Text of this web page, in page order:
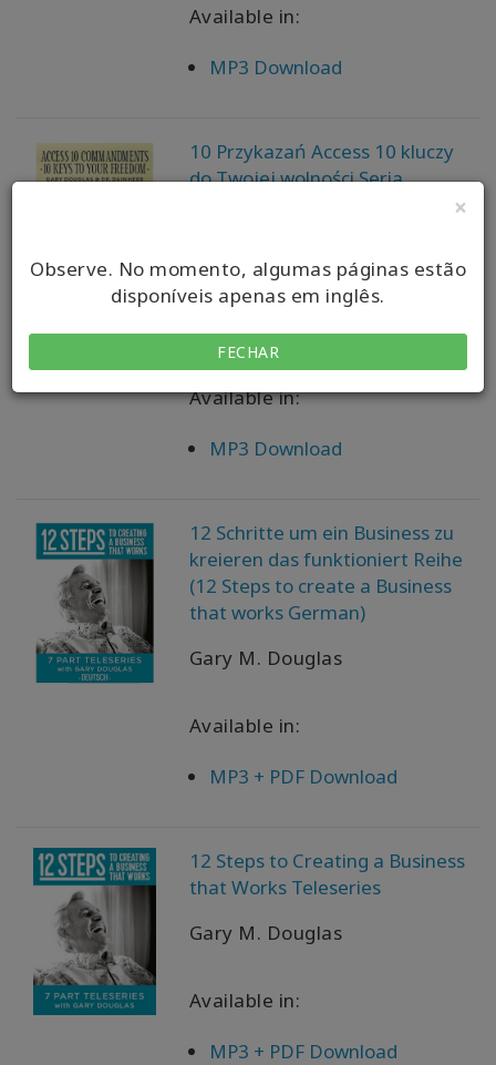
×
Observe. No momento, algumas páginas estão
disponíveis apenas em inglês.
FECHAR
Available in:
MP3 Download
10 Przykazań Access 10 kluczy
do Twojej wolności Seria
Teleseries - Polish)
Gary M. Douglas, Dr. Dain
Heer
Available in:
MP3 Download
12 Schritte um ein Business zu
kreieren das funktioniert Reihe
(12 Steps to create a Business
that works German)
Gary M. Douglas
Available in:
MP3 + PDF Download
12 Steps to Creating a Business
that Works Teleseries
Gary M. Douglas
Available in:
MP3 + PDF Download